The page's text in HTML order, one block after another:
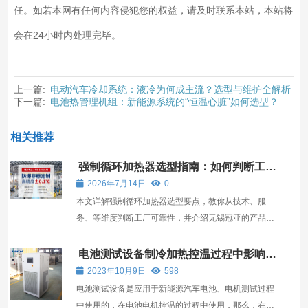
任。如若本网有任何内容侵犯您的权益，请及时联系本站，本站将
会在24小时内处理完毕。
上一篇: 电动汽车冷却系统：液冷为何成主流？选型与维护全解析
下一篇: 电池热管理机组：新能源系统的“恒温心脏”如何选型？
相关推荐
强制循环加热器选型指南：如何判断工厂
是否靠谱？
2026年7月14日
0
本文详解强制循环加热器选型要点，教你从技术、服
务、等维度判断工厂可靠性，并介绍无锡冠亚的产品优
势。
电池测试设备制冷加热控温过程中影响制
冷量的因素有哪些？
2023年10月9日
598
电池测试设备是应用于新能源汽车电池、电机测试过程
中使用的，在电池电机控温的过程中使用，那么，在制